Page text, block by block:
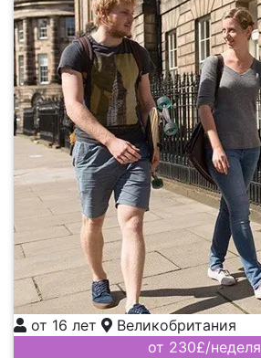
от 16 лет
Великобритания
от 230£/неделя